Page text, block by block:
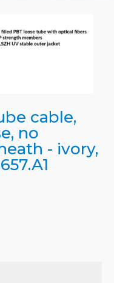
cable,
no
- ivory,